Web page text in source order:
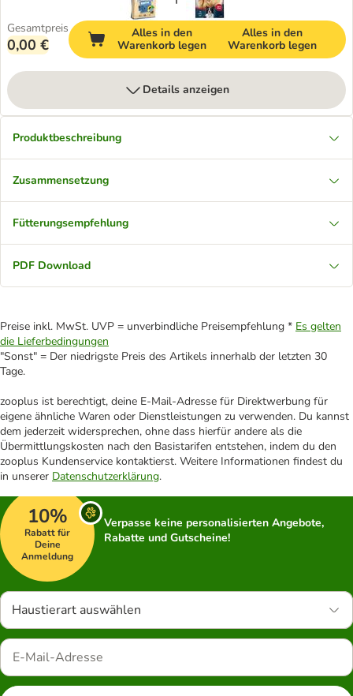
Gesamtpreis
0,00 €
Alles in den
Warenkorb legen
Alles in den
Warenkorb legen
Details anzeigen
Produktbeschreibung
Zusammensetzung
Fütterungsempfehlung
PDF Download
Preise inkl. MwSt. UVP = unverbindliche Preisempfehlung * Es gelten
die Lieferbedingungen
"Sonst" = Der niedrigste Preis des Artikels innerhalb der letzten 30
Tage.
zooplus ist berechtigt, deine E-Mail-Adresse für Direktwerbung für
eigene ähnliche Waren oder Dienstleistungen zu verwenden. Du kannst
dem jederzeit widersprechen, ohne dass hierfür andere als die
Übermittlungskosten nach den Basistarifen entstehen, indem du den
zooplus Kundenservice kontaktierst. Weitere Informationen findest du
in unserer Datenschutzerklärung.
10%
Rabatt für
Deine
Anmeldung
Verpasse keine personalisierten Angebote,
Rabatte und Gutscheine!
Haustierart auswählen